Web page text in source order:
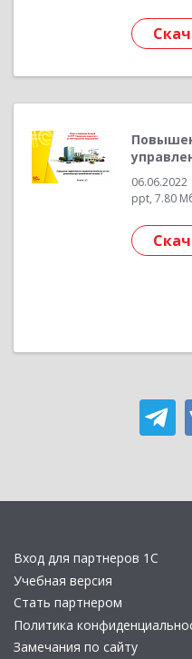
06.06.2022
ppt, 7.80
Вход для партнеров 1С
Учебная версия
Стать партнером
Политика
Замечания по сайту